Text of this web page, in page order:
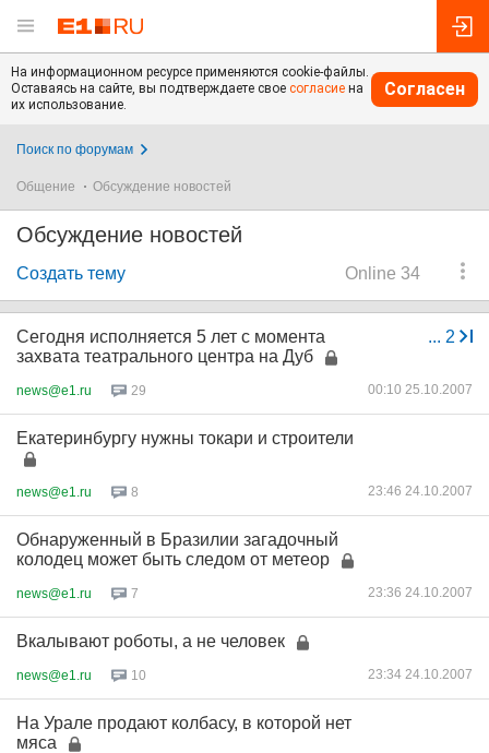
На информационном ресурсе применяются cookie-файлы.
Оставаясь на сайте, вы подтверждаете свое согласие на
их использование.
Согласен
Поиск по форумам
Общение Обсуждение новостей
Обсуждение новостей
Online 34
Создать тему
... 2
Сегодня исполняется 5 лет с момента
захвата театрального центра на Дуб
news@e1.ru 29 00:10 25.10.2007
Екатеринбургу нужны токари и строители
news@e1.ru 8 23:46 24.10.2007
Обнаруженный в Бразилии загадочный
колодец может быть следом от метеор
news@e1.ru 7 23:36 24.10.2007
Вкалывают роботы, а не человек
news@e1.ru 10 23:34 24.10.2007
На Урале продают колбасу, в которой нет
мяса